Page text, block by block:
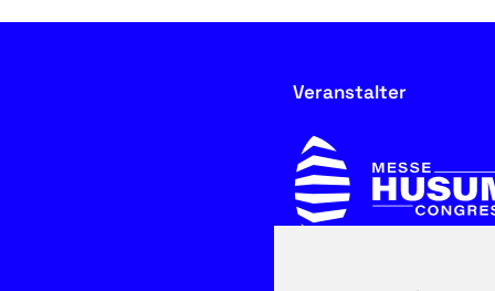
Veranstalter